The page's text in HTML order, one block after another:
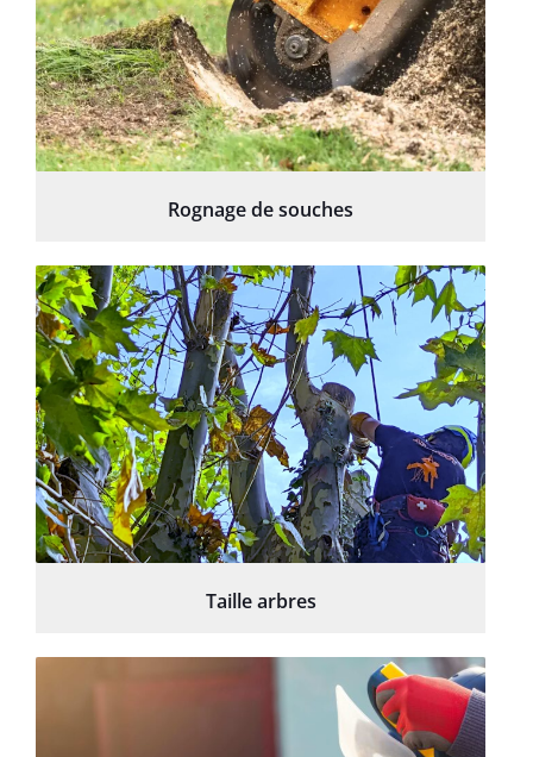
Rognage de souches
Taille arbres